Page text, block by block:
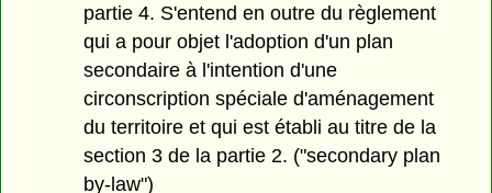
partie 4. S'entend en outre du règlement
qui a pour objet l'adoption d'un plan
secondaire à l'intention d'une
circonscription spéciale d'aménagement
du territoire et qui est établi au titre de la
section 3 de la partie 2. ("secondary plan
by-law")